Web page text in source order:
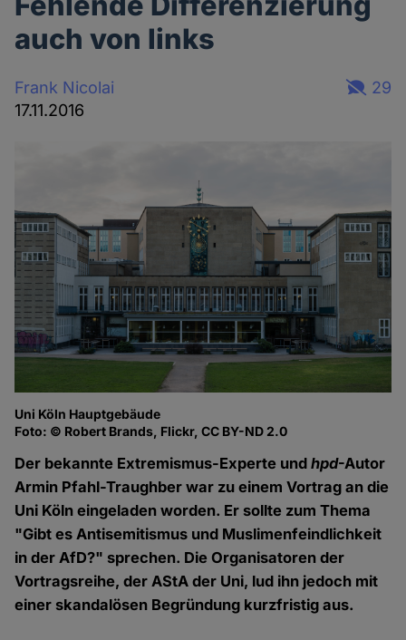
auch von links
Frank Nicolai
17.11.2016
29
Uni Köln Hauptgebäude
Foto: © Robert Brands, Flickr, CC BY-ND 2.0
Der bekannte Extremismus-Experte undhpd-Autor
Armin Pfahl-Traughber war zu einem Vortrag an die
Uni Köln eingeladen worden. Er sollte zum Thema
"Gibt es Antisemitismus und Muslimenfeindlichkeit
in der AfD?" sprechen. Die Organisatoren der
Vortragsreihe, der AStA der Uni, lud ihn jedoch mit
einer skandalösen Begründung kurzfristig aus.